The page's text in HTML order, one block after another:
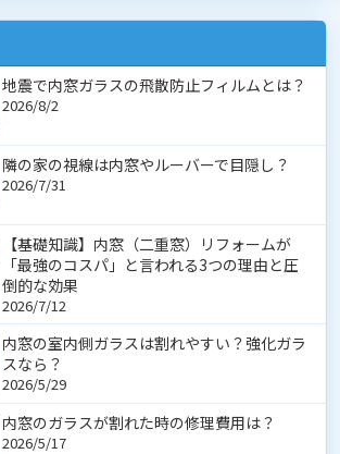
地震で内窓ガラスの飛散防止フィルムとは？
2026/8/2
隣の家の視線は内窓やルーバーで目隠し？
2026/7/31
【基礎知識】内窓（二重窓）リフォームが
「最強のコスパ」と言われる3つの理由と圧
倒的な効果
2026/7/12
内窓の室内側ガラスは割れやすい？強化ガラ
スなら？
2026/5/29
内窓のガラスが割れた時の修理費用は？
2026/5/17